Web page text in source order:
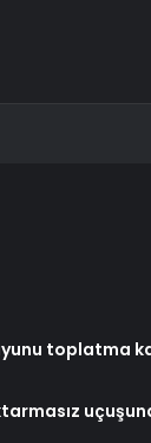
toplatma